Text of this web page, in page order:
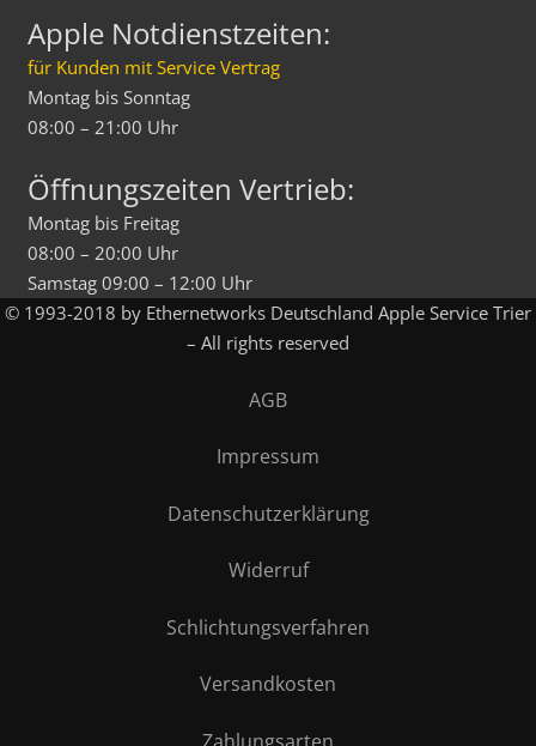
Apple Notdienstzeiten:
für Kunden mit Service Vertrag
Montag bis Sonntag
08:00 – 21:00 Uhr
Öffnungszeiten Vertrieb:
Montag bis Freitag
08:00 – 20:00 Uhr
Samstag 09:00 – 12:00 Uhr
© 1993-2018 by Ethernetworks Deutschland Apple Service Trier
– All rights reserved
AGB
Impressum
Datenschutzerklärung
Widerruf
Schlichtungsverfahren
Versandkosten